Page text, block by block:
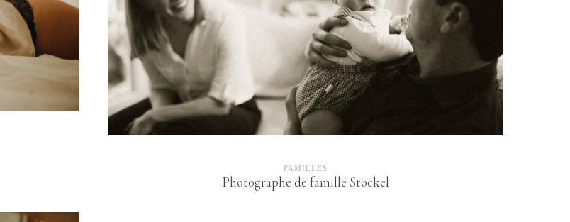
FAMILLES
Photographe de famille Stockel